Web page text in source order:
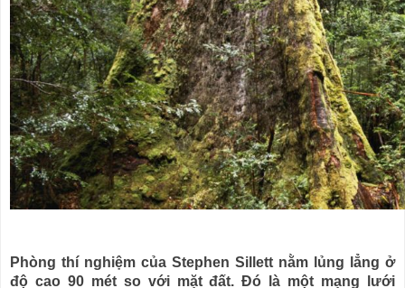
Phòng thí nghiệm của Stephen Sillett nằm lủng lẳng ở
độ cao 90 mét so với mặt đất. Đó là một mạng lưới